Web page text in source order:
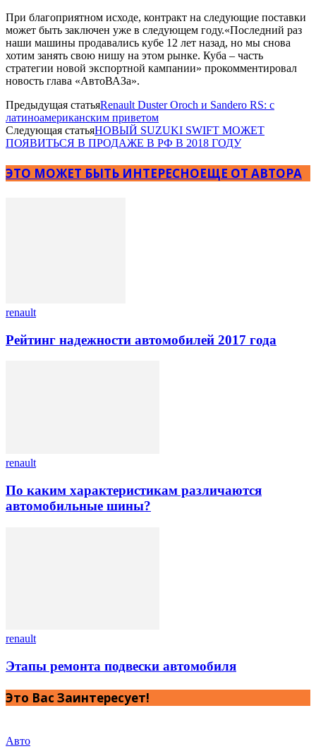
При благоприятном исходе, контракт на следующие поставки
может быть заключен уже в следующем году.«Последний раз
наши машины продавались кубе 12 лет назад, но мы снова
хотим занять свою нишу на этом рынке. Куба – часть
стратегии новой экспортной кампании» прокомментировал
новость глава «АвтоВАЗа».
Предыдущая статьяRenault Duster Oroch и Sandero RS: с
латиноамериканским приветом
Следующая статьяНОВЫЙ SUZUKI SWIFT МОЖЕТ
ПОЯВИТЬСЯ В ПРОДАЖЕ В РФ В 2018 ГОДУ
ЭТО МОЖЕТ БЫТЬ ИНТЕРЕСНОЕЩЕ ОТ АВТОРА
renault
Рейтинг надежности автомобилей 2017 года
renault
По каким характеристикам различаются
автомобильные шины?
renault
Этапы ремонта подвески автомобиля
Это Вас Заинтересует!
Авто